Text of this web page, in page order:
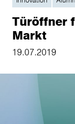
Türöffner
Markt
19.07.2019